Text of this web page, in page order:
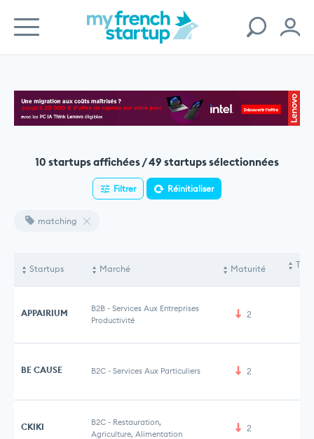
10 startups affichées / 49 startups sélectionnées
Filtrer Réinitialiser
matching
Startups Marché Maturité
APPAIRIUM B2B - Services Aux Entreprises
Productivité
2
BE CAUSE B2C - Services Aux Particuliers 2
CKIKI B2C - Restauration,
Agriculture, Alimentation
2